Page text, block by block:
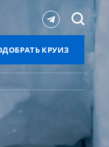
КРУИЗ